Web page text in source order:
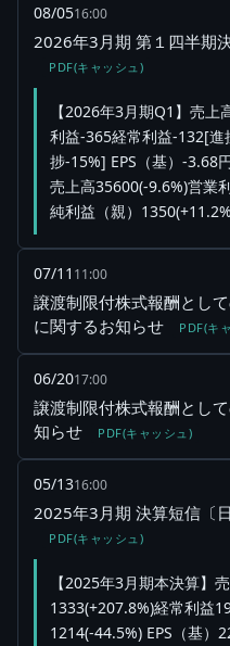
08/0516:00
2026年3月期 第１四半期
PDF(キャッシュ)
【2026年3月期Q1】売
利益-365経常利益-132[
捗-15%] EPS（基）-3.68
売上高35600(-9.6%)営業
純利益（親）
07/11 11:00
譲渡制限付株式報酬とし
に関するお知らせ
PDF(キ
06/2017:00
譲渡制限付株式報酬とし
知らせ
PDF(キャッシュ)
05/1316:00
2025年3月期 決算短信〔
PDF(キャッシュ)
【2025年3月期本決算】
1333(+207.8%)経常利益
1214(-44.5%) EPS（基）